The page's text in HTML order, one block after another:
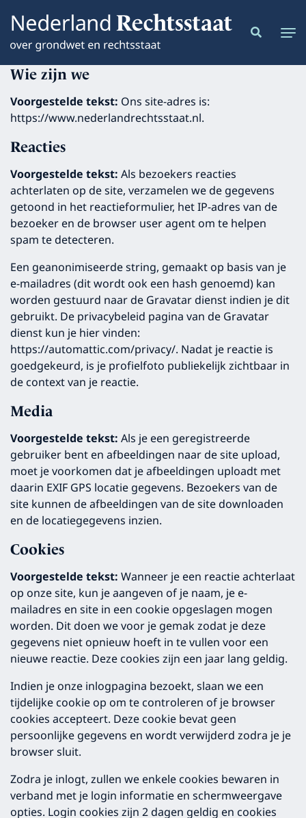
Wie zijn we
Voorgestelde tekst: Ons site-adres is:
https://www.nederlandrechtsstaat.nl.
Reacties
Voorgestelde tekst:Als bezoekers reacties
achterlaten op de site, verzamelen we de gegevens
getoond in het reactieformulier, het IP-adres van de
bezoeker en de browser user agent om te helpen
spam te detecteren.
Een geanonimiseerde string, gemaakt op basis van je
e-mailadres (dit wordt ook een hash genoemd) kan
worden gestuurd naar de Gravatar dienst indien je dit
gebruikt. De privacybeleid pagina van de Gravatar
dienst kun je hier vinden:
https://automattic.com/privacy/. Nadat je reactie is
goedgekeurd, is je profielfoto publiekelijk zichtbaar in
de context van je reactie.
Media
Voorgestelde tekst:Als je een geregistreerde
gebruiker bent en afbeeldingen naar de site upload,
moet je voorkomen dat je afbeeldingen uploadt met
daarin EXIF GPS locatie gegevens. Bezoekers van de
site kunnen de afbeeldingen van de site downloaden
en de locatiegegevens inzien.
Cookies
Voorgestelde tekst:Wanneer je een reactie achterlaat
op onze site, kun je aangeven of je naam, je e-
mailadres en site in een cookie opgeslagen mogen
worden. Dit doen we voor je gemak zodat je deze
gegevens niet opnieuw hoeft in te vullen voor een
nieuwe reactie. Deze cookies zijn een jaar lang geldig.
Indien je onze inlogpagina bezoekt, slaan we een
tijdelijke cookie op om te controleren of je browser
cookies accepteert. Deze cookie bevat geen
persoonlijke gegevens en wordt verwijderd zodra je je
browser sluit.
Zodra je inlogt, zullen we enkele cookies bewaren in
verband met je login informatie en schermweergave
opties. Login cookies zijn 2 dagen geldig en cookies